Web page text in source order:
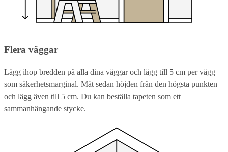
Flera väggar
Lägg ihop bredden på alla dina väggar och lägg till 5 cm per vägg
som säkerhetsmarginal. Mät sedan höjden från den högsta punkten
och lägg även till 5 cm. Du kan beställa tapeten som ett
sammanhängande stycke.